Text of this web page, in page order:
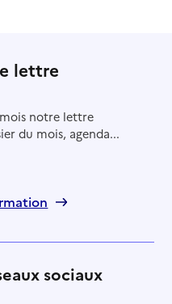
lettre
notre lettre
du mois, agenda...
sociaux